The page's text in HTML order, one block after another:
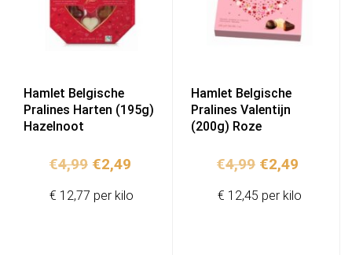
Hamlet Belgische
Pralines Harten (195g)
Hazelnoot
€4,99 Oorspronkelijke
was:
€2,49Huidige
is:
€ 12,77 per kilo
Hamlet Belgische
Pralines Valentijn
(200g) Roze
€4,99
was:
€2,49
is:
€ 12,45 per kilo